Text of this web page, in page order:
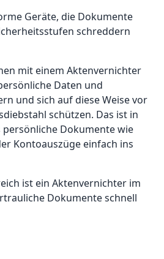
Geräte, die Dokumente
schreddern
mit einem Aktenvernichter
Daten und
und sich auf diese Weise vor
schützen. Das ist in
persönliche Dokumente wie
Kontoauszüge einfach ins
ist ein Aktenvernichter im
Dokumente schnell